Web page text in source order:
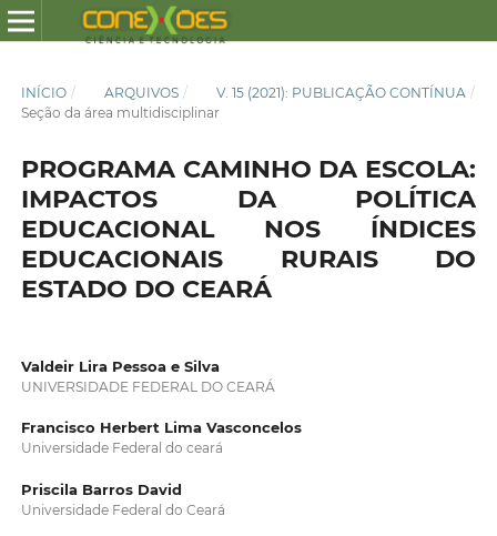
INÍCIO / ARQUIVOS / V. 15 (2021): PUBLICAÇÃO CONTÍNUA /
Seção da área multidisciplinar
PROGRAMA CAMINHO DA ESCOLA:
IMPACTOS DA POLÍTICA
EDUCACIONAL NOS ÍNDICES
EDUCACIONAIS RURAIS DO
ESTADO DO CEARÁ
Valdeir Lira Pessoa e Silva
UNIVERSIDADE FEDERAL DO CEARÁ
Francisco Herbert Lima Vasconcelos
Universidade Federal do ceará
Priscila Barros David
Universidade Federal do Ceará